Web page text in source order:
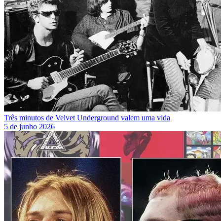
Três minutos de Velvet Underground valem uma vida
5 de junho 2026